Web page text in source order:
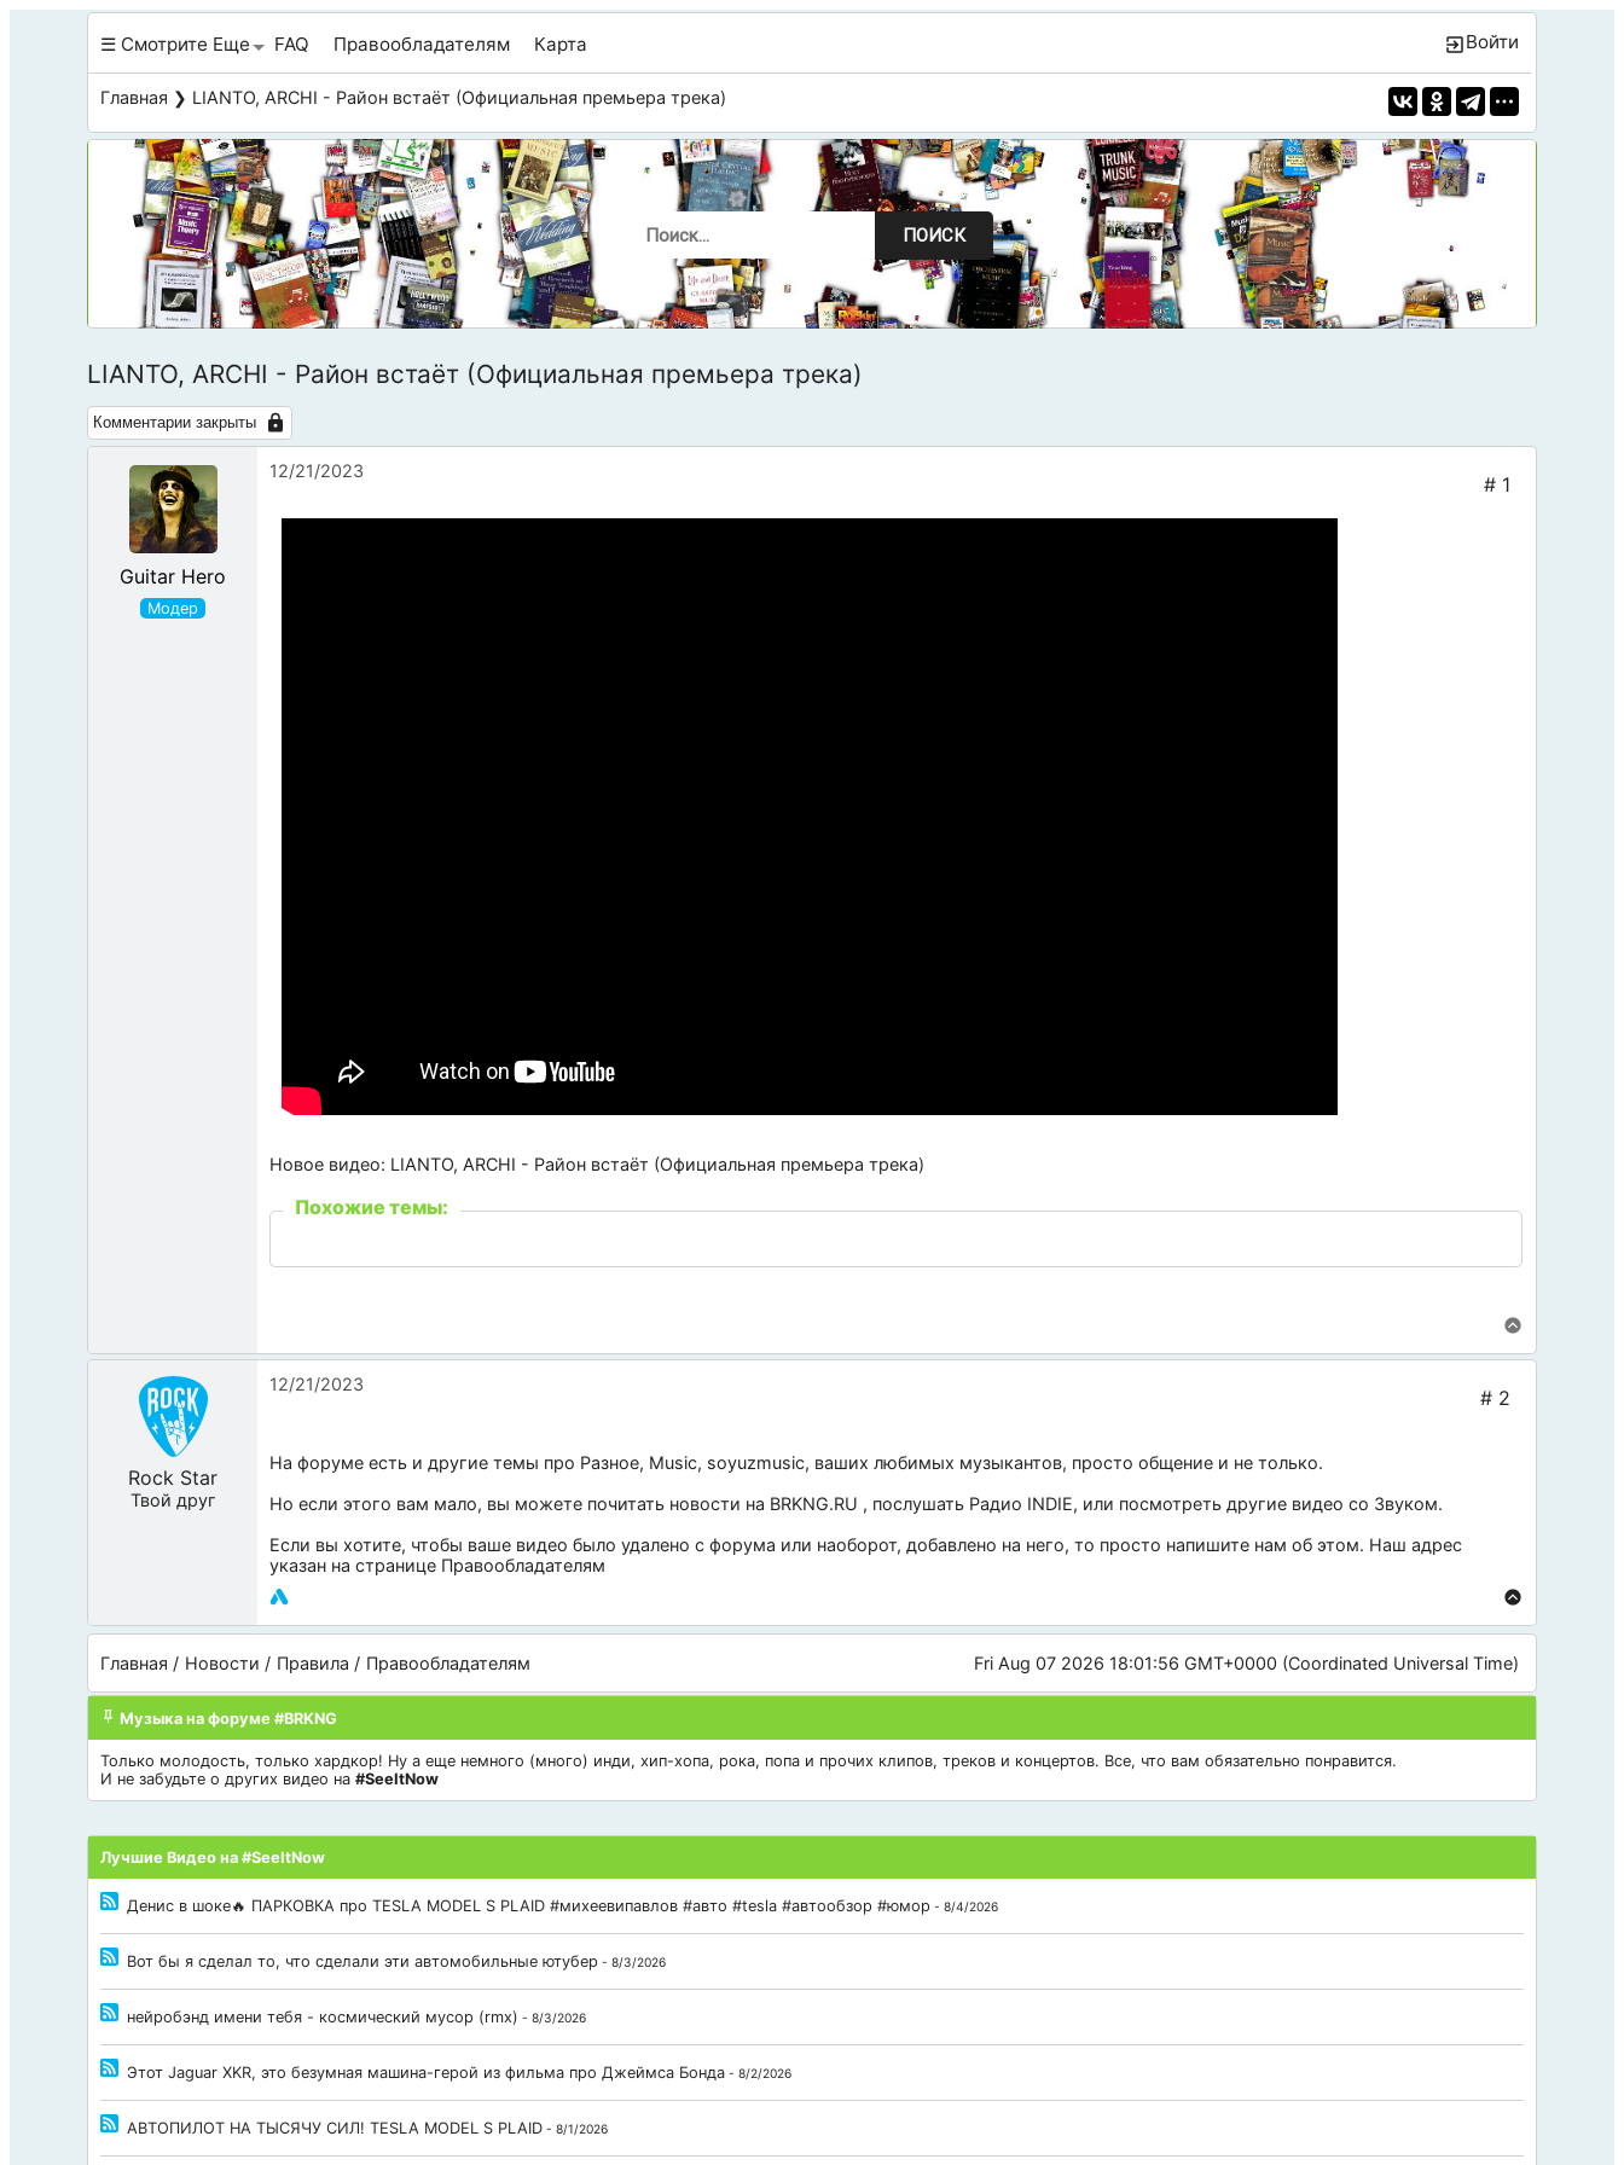
☰ Смотрите Еще FAQ Правообладателям Карта Войти
Главная ❯ LIANTO, ARCHI - Район встаёт (Официальная премьера трека)
ПОИСК
LIANTO, ARCHI - Район встаёт (Официальная премьера трека)
Комментарии закрыты
Guitar Hero
12/21/2023
Новое видео: LIANTO, ARCHI - Район встаёт (Официальная премьера трека)
Похожие темы:
Rock Star
Твой друг
12/21/2023
На форуме есть и другие темы про Разное, Music, soyuzmusic, ваших любимых музыкантов, просто общение и не только.
Но если этого вам мало, вы можете почитать новости на BRKNG.RU , послушать Радио INDIE, или посмотреть другие видео со Звуком.
Если вы хотите, чтобы ваше видео было удалено с форума или наоборот, добавлено на него, то просто напишите нам об этом. Наш адрес
указан на странице Правообладателям
Главная Новости Правила Правообладателям Fri Aug 07 2026 18:01:56 GMT+0000 (Coordinated Universal Time)
Музыка на форуме #BRKNG
Только молодость, только хардкор! Ну а еще немного (много) инди, хип-хопа, рока, попа и прочих клипов, треков и концертов. Все, что вам обязательно понравится.
И не забудьте о других видео на #SeeItNow
Лучшие Видео на #SeeItNow
Денис в шоке🔥 ПАРКОВКА про TESLA MODEL S PLAID #михеевипавлов #авто #tesla #автообзор #юмор - 8/4/2026
Вот бы я сделал то, что сделали эти автомобильные ютубер - 8/3/2026
нейробэнд имени тебя - космический мусор (rmx) - 8/3/2026
Этот Jaguar XKR, это безумная машина-герой из фильма про Джеймса Бонда - 8/2/2026
АВТОПИЛОТ НА ТЫСЯЧУ СИЛ! TESLA MODEL S PLAID - 8/1/2026